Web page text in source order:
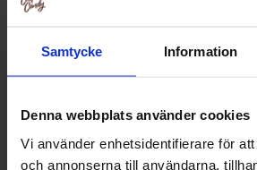
Samtycke Information
Denna webbplats använder cookies
Vi använder enhetsidentifierare för
och annonserna till användarna,